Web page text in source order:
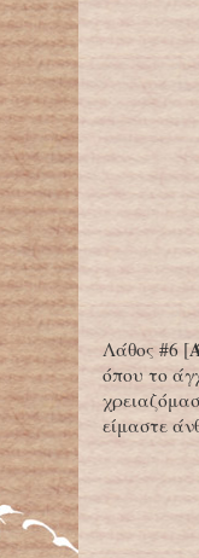
Λάθος #6 [
όπου το
είμαστε